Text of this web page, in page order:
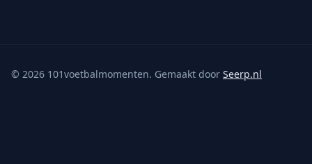
© 2026 101voetbalmomenten. Gemaakt door Seerp.nl